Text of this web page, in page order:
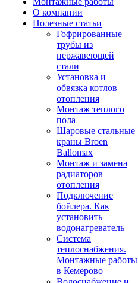
О компании
Полезные статьи
Гофрированные
трубы из
нержавеющей
стали
Установка и
обвязка котлов
отопления
Монтаж теплого
пола
Шаровые стальные
краны Broen
Ballomax
Монтаж и замена
радиаторов
отопления
Подключение
бойлера. Как
установить
водонагреватель
Система
теплоснабжения.
Монтажные работы
в Кемерово